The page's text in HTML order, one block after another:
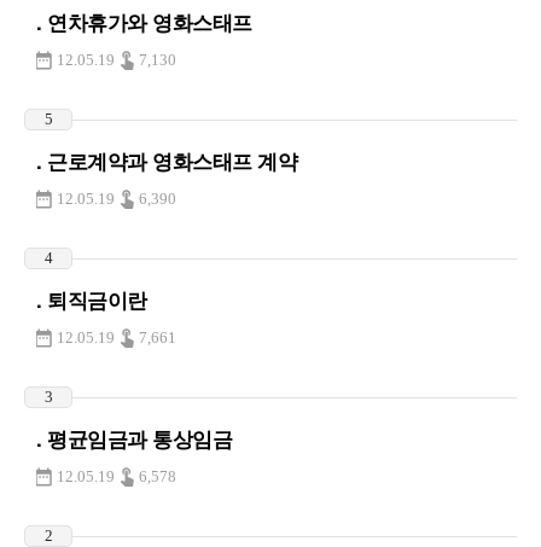
. 연차휴가와 영화스태프
12.05.19 7,130
5
. 근로계약과 영화스태프 계약
12.05.19 6,390
4
. 퇴직금이란
12.05.19 7,661
3
. 평균임금과 통상임금
12.05.19 6,578
2